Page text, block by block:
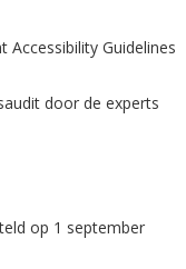
Accessibility Guidelines
door de experts
op 1 september